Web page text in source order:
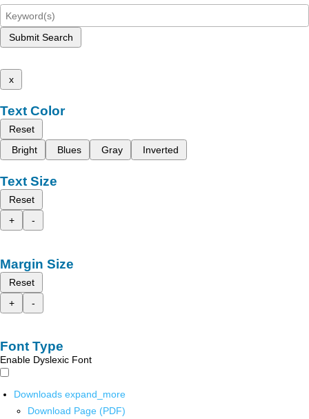
Submit Search
x
Text Color
Reset
Bright
Blues Gray Inverted
Text Size
Reset
+
-
Margin Size
Reset
+
-
Font Type
Enable Dyslexic Font
Downloads expand_more
Download Page (PDF)